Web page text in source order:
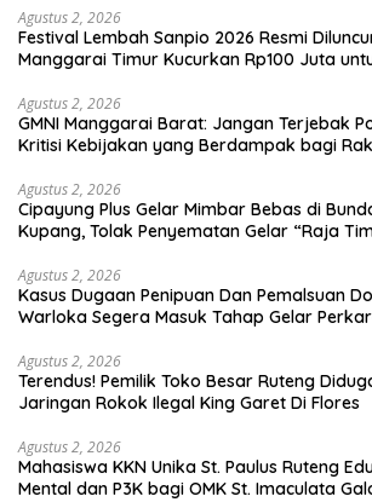
Agustus 2, 2026
Festival Lembah Sanpio 2026 Resmi
Manggarai Timur Kucurkan Rp100 Juta
Agustus 2, 2026
GMNI Manggarai Barat: Jangan Terjebak
Kritisi Kebijakan yang Berdampak bagi
Agustus 2, 2026
Cipayung Plus Gelar Mimbar Bebas di
Kupang, Tolak Penyematan Gelar “Raja
Agustus 2, 2026
Kasus Dugaan Penipuan Dan Pemalsuan
Warloka Segera Masuk Tahap Gelar
Agustus 2, 2026
Terendus! Pemilik Toko Besar Ruteng
Jaringan Rokok Ilegal King Garet Di Flores
Agustus 2, 2026
Mahasiswa KKN Unika St. Paulus Ruteng
Mental dan P3K bagi OMK St. Imaculata